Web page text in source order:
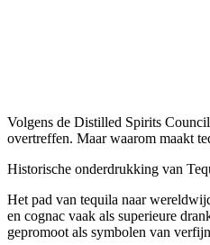
Volgens de Distilled Spirits
overtreffen. Maar waarom maakt
Historische onderdrukking van
Het pad van tequila naar
en cognac vaak als superieure
gepromoot als symbolen van